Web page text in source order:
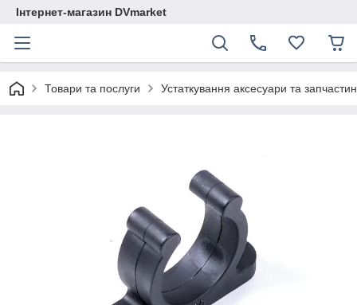
Інтернет-магазин DVmarket
Товари та послуги Устаткування аксесуари та